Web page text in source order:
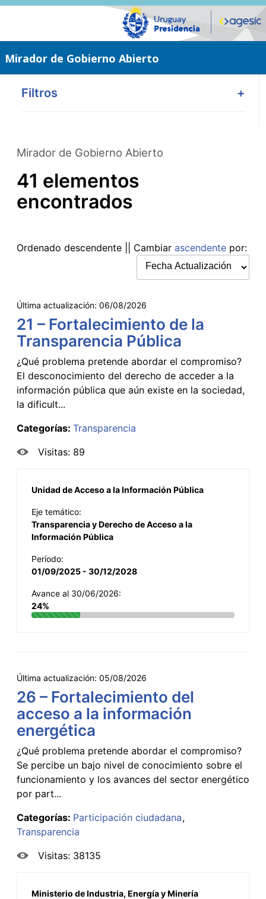
Saltar
Mirador de Gobierno Abierto
Filtros +
Mirador de Gobierno Abierto
41 elementos
encontrados
Ordenado descendente || Cambiar ascendente por:
Última actualización: 06/08/2026
21 – Fortalecimiento de la
Transparencia Pública
¿Qué problema pretende abordar el compromiso?
El desconocimiento del derecho de acceder a la
información pública que aún existe en la sociedad,
la dificult...
Categorías: Transparencia
Visitas: 89
Unidad de Acceso a la Información Pública
Eje temático:
Transparencia y Derecho de Acceso a la
Información Pública
Período:
01/09/2025 - 30/12/2028
Avance al 30/06/2026:
24%
Última actualización: 05/08/2026
26 – Fortalecimiento del
acceso a la información
energética
¿Qué problema pretende abordar el compromiso?
Se percibe un bajo nivel de conocimiento sobre el
funcionamiento y los avances del sector energético
por part...
Categorías: Participación ciudadana
Transparencia
Visitas: 38135
Ministerio de Industria, Energía y Minería